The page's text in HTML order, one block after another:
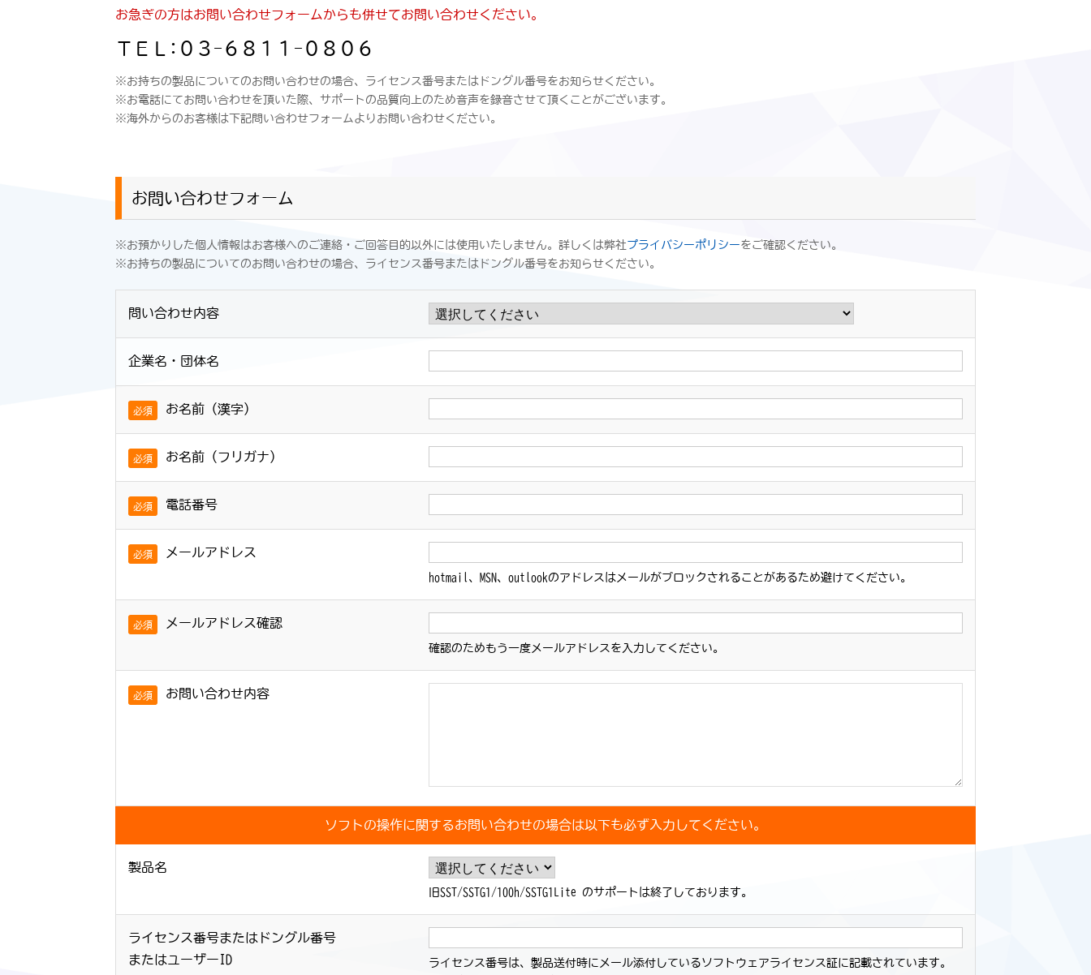
お急ぎの方はお問い合わせフォームからも併せてお問い合わせください。
ＴＥＬ:０３-６８１１-０８０６
※お持ちの製品についてのお問い合わせの場合、ライセンス番号またはドングル番号をお知らせください。
※お電話にてお問い合わせを頂いた際、サポートの品質向上のため音声を録音させて頂くことがございます。
※海外からのお客様は下記問い合わせフォームよりお問い合わせください。
お問い合わせフォーム
※お預かりした個人情報はお客様へのご連絡・ご回答目的以外には使用いたしません。詳しくは弊社プライバシーポリシーをご確認ください。
※お持ちの製品についてのお問い合わせの場合、ライセンス番号またはドングル番号をお知らせください。
問い合わせ内容
企業名・団体名
必須 お名前（漢字）
必須 お名前（フリガナ）
必須 電話番号
必須 メールアドレス
hotmail、MSN、outlookのアドレスはメールがブロックされることがあるため避けてください。
必須 メールアドレス確認
確認のためもう一度メールアドレスを入力してください。
必須 お問い合わせ内容
ソフトの操作に関するお問い合わせの場合は以下も必ず入力してください。
製品名
旧SST/SSTG1/100h/SSTG1Lite のサポートは終了しております。
ライセンス番号またはドングル番号
またはユーザーID
ライセンス番号は、製品送付時にメール添付しているソフトウェアライセンス証に記載されています。